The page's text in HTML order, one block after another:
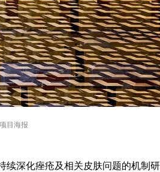
目海报
深化痤疮及相关皮肤问题的机制